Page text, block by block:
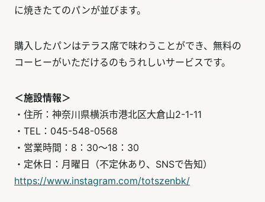
に焼きたてのパンが並びます。
購入したパンはテラス席で味わうことができ、無料の
コーヒーがいただけるのもうれしいサービスです。
＜施設情報＞
・住所：神奈川県横浜市港北区大倉山2-1-11
・TEL：045-548-0568
・営業時間：8：30～18：30
・定休日：月曜日（不定休あり、SNSで告知）
https://www.instagram.com/totszenbk/